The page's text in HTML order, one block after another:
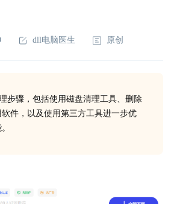
dll电脑医生 原创
步骤，包括使用磁盘清理工具、删除
件，以及使用第三方工具进一步优